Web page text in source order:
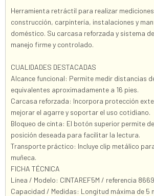
Herramienta retráctil para realizar
construcción, carpintería, instalaciones y
doméstico. Su carcasa reforzada y sistema
manejo firme y controlado.
CUALIDADES DESTACADAS
Alcance funcional: Permite medir distancias
equivalentes aproximadamente a 16 pies.
Carcasa reforzada: Incorpora protección
mejorar el agarre y soportar el uso cotidiano.
Bloqueo de cinta: El botón superior permite
posición deseada para facilitar la lectura.
Transporte práctico: Incluye clip metálico
muñeca.
FICHA TÉCNICA
Línea / Modelo: CINTAREF5M / referencia
Capacidad / Medidas: Longitud máxima de 5